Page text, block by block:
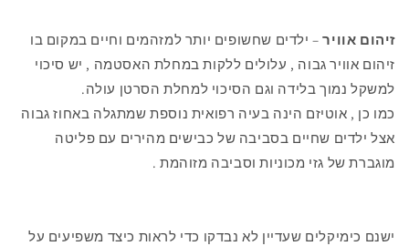
זיהום אוויר– ילדים שחשופים יותר למזהמים וחיים במקום בו
זיהום אוויר גבוה , עלולים ללקות במחלת האסטמה , יש סיכוי
למשקל נמוך בלידה וגם הסיכוי למחלת הסרטן עולה.
כמו כן , אוטיזם הינה בעיה רפואית נוספת שמתגלה באחוז גבוה
אצל ילדים שחיים בסביבה של כבישים מהירים עם פליטה
מוגברת של גזי מכוניות וסביבה מזוהמת .
ישנם כימיקלים שעדיין לא נבדקו כדי לראות כיצד משפיעים על